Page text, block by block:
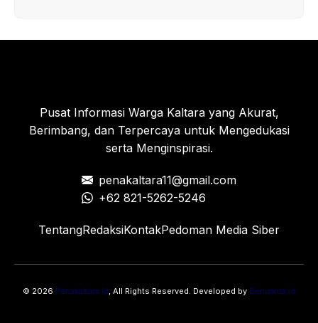
Pusat Informasi Warga Kaltara yang Akurat,
Berimbang, dan Terpercaya untuk Mengedukasi
serta Menginspirasi.
penakaltara11@gmail.com
+62 821-5262-5246
TentangRedaksiKontakPedoman Media Siber
© 2026 Penakaltara.id, All Rights Reserved. Developed by Benuanta.id